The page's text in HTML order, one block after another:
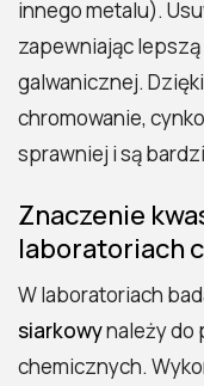
innego metalu).
zapewniając
galwanicznej.
chromowanie,
sprawniej i są
Znaczenie
laboratoriach
W laboratoriach
siarkowynależy do
chemicznych.